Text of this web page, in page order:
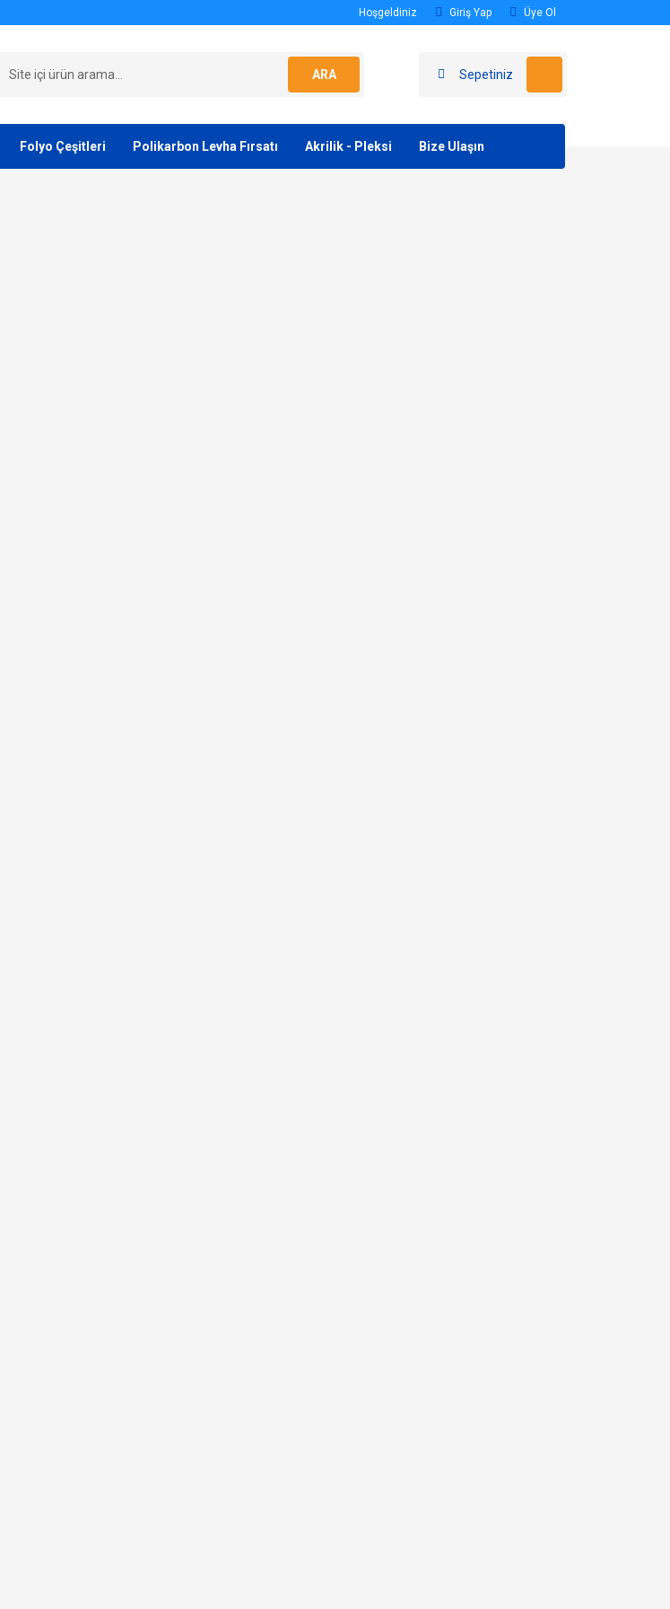
Hoşgeldiniz Giriş Yap Üye Ol
ARA Sepetiniz
Folyo Çeşitleri Polikarbon Levha Fırsatı Akrilik - Pleksi Bize Ulaşın